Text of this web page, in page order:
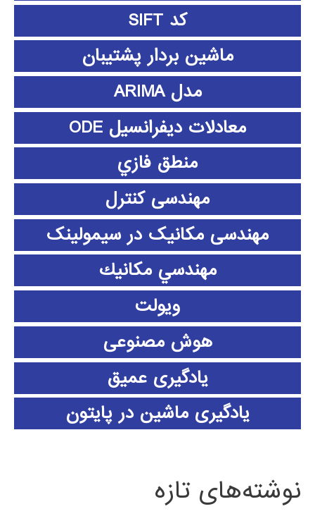
کد SIFT
ماشین بردار پشتیبان
مدل ARIMA
معادلات دیفرانسیل ODE
منطق فازي
مهندسی کنترل
مهندسی مکانیک در سیمولینک
مهندسي مكانيك
ویولت
هوش مصنوعی
یادگیری عمیق
یادگیری ماشین در پایتون
نوشته‌های تازه